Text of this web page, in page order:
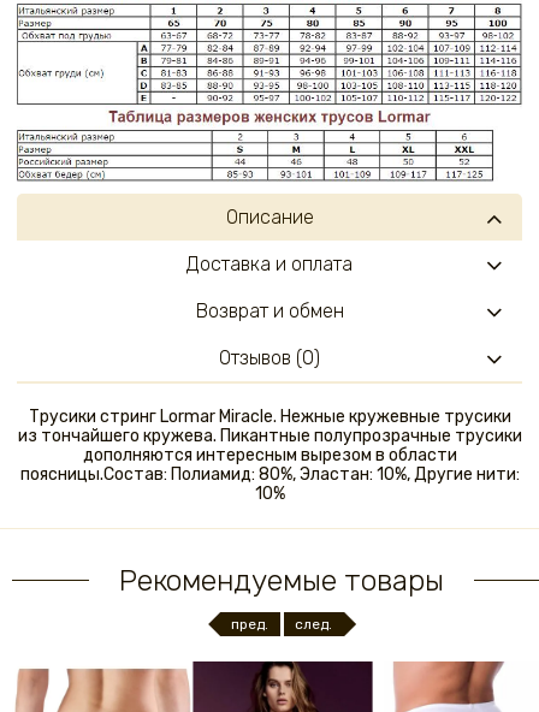
Описание
Трусики стринг Lormar Miracle. Нежные кружевные трусики
из тончайшего кружева. Пикантные полупрозрачные трусики
дополняются интересным вырезом в области
поясницы.Состав: Полиамид: 80%, Эластан: 10%, Другие нити:
10%
Доставка и оплата
Возврат и обмен
Отзывов (0)
Рекомендуемые товары
пред. след.